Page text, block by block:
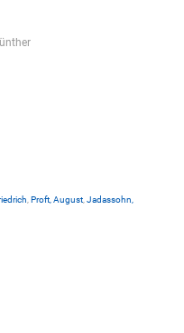
Proft, August Jadassohn,